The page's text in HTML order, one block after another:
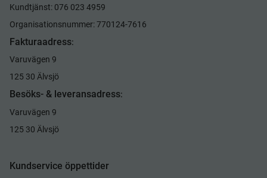
Kundtjänst: 076 023 4959
Organisationsnummer: 770124-7616
Fakturaadress:
Varuvägen 9
125 30 Älvsjö
Besöks- & leveransadress:
Varuvägen 9
125 30 Älvsjö
Kundservice öppettider